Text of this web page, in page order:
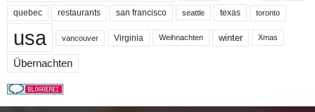
quebec restaurants san francisco seattle texas toronto
usa vancouver Virginia Weihnachten winter Xmas
Übernachten